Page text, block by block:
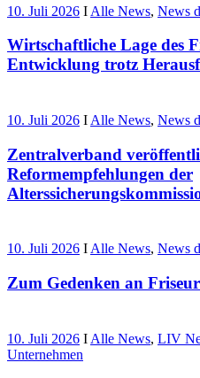
10. Juli 2026 I Alle News, News
Wirtschaftliche Lage des
Entwicklung trotz
10. Juli 2026 I Alle News, News
Zentralverband
Reformempfehlungen der
10. Juli 2026 IAlle News, News
Zum Gedenken an
10. Juli 2026 I Alle News, LIV
Unternehmen